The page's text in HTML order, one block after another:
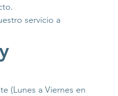
servicio a
(Lunes a Viernes en